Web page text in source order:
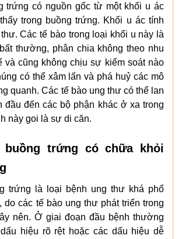
trứng có nguồn gốc từ một khối u ác
trong buồng trứng. Khối u ác tính
Các tế bào trong loại khối u này là
thường, phân chia không theo nhu
và cũng không chịu sự kiểm soát nào
có thể xâm lấn và phá huỷ các mô
quanh. Các tế bào ung thư có thể lan
đầu đến các bộ phận khác ở xa trong
này goi là sự di căn.
trứng có chữa khỏi
trứng là loại bệnh ung thư khá phổ
do các tế bào ung thư phát triển trong
nên. Ở giai đoạn đầu bệnh thường
hiệu rõ rệt hoặc các dấu hiệu dễ